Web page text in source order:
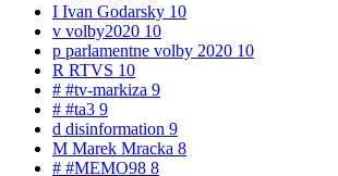
I Ivan Godarsky 10
v volby2020 10
p parlamentne volby 2020 10
R RTVS 10
# #tv-markiza 9
# #ta3 9
d disinformation 9
M Marek Mracka 8
# #MEMO98 8